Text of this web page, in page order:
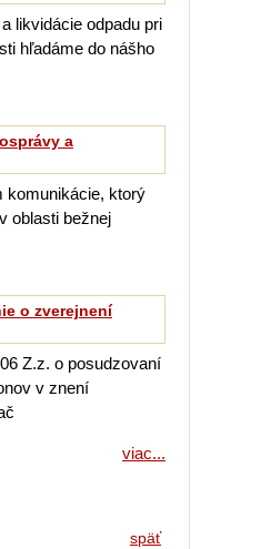
likvidácie odpadu pri
hľadáme do nášho
a
komunikácie, ktorý
oblasti bežnej
o zverejnení
Z.z. o posudzovaní
v znení
viac...
späť